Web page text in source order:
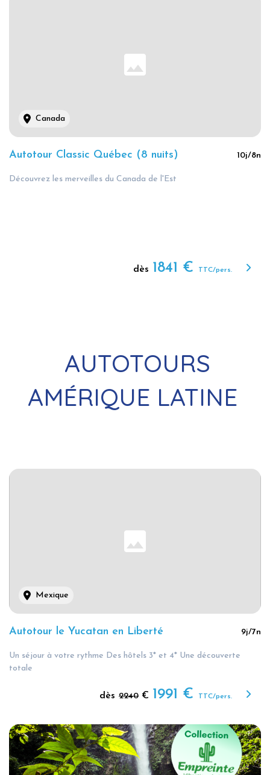
Canada
Autotour Classic Québec (8 nuits) 10j/8n
Découvrez les merveilles du Canada de l'Est
dès 1841 € TTC/pers.
AUTOTOURS
AMÉRIQUE LATINE
Mexique
Autotour le Yucatan en Liberté 9j/7n
Un séjour à votre rythme Des hôtels 3* et 4* Une découverte
totale
dès 2240 € 1991 € TTC/pers.